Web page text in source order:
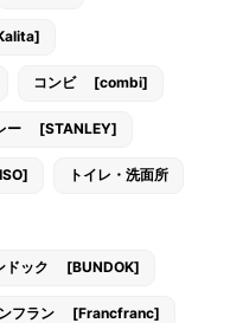
コンビ [combi]
ー [STANLEY]
トイレ・洗面所
ドック [BUNDOK]
フラン [Francfranc]